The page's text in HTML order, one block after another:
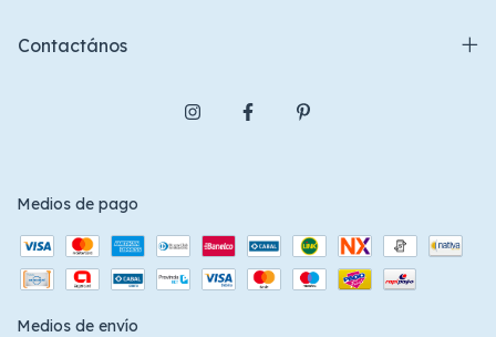
Contactános
Medios de pago
Medios de envío